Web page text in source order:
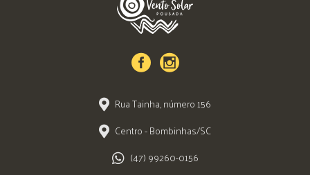
Rua Tainha, número 156
Centro - Bombinhas/SC
(47) 99260-0156